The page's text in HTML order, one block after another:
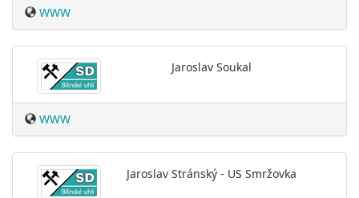
WWW
Jaroslav Soukal
WWW
Jaroslav Stránský - US Smržovka